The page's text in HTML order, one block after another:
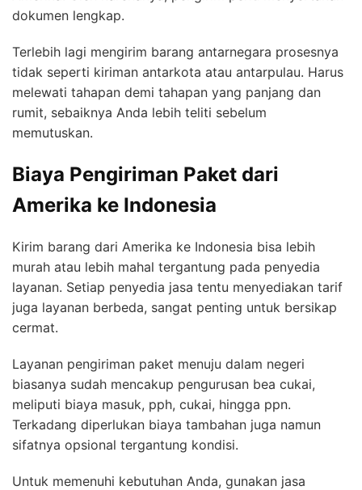
dokumen lengkap.
Terlebih lagi mengirim barang antarnegara prosesnya
tidak seperti kiriman antarkota atau antarpulau. Harus
melewati tahapan demi tahapan yang panjang dan
rumit, sebaiknya Anda lebih teliti sebelum
memutuskan.
Biaya Pengiriman Paket dari
Amerika ke Indonesia
Kirim barang dari Amerika ke Indonesia bisa lebih
murah atau lebih mahal tergantung pada penyedia
layanan. Setiap penyedia jasa tentu menyediakan tarif
juga layanan berbeda, sangat penting untuk bersikap
cermat.
Layanan pengiriman paket menuju dalam negeri
biasanya sudah mencakup pengurusan bea cukai,
meliputi biaya masuk, pph, cukai, hingga ppn.
Terkadang diperlukan biaya tambahan juga namun
sifatnya opsional tergantung kondisi.
Untuk memenuhi kebutuhan Anda, gunakan jasa